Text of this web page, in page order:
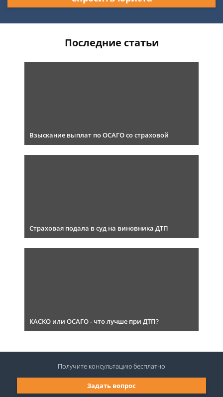
Последние статьи
Взыскание выплат по ОСАГО со страховой
Страховая подала в суд на виновника ДТП
КАСКО или ОСАГО - что лучше при ДТП?
Задать вопрос
Получите консультациюбесплатно